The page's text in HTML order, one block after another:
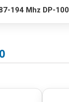
194 Mhz DP-100